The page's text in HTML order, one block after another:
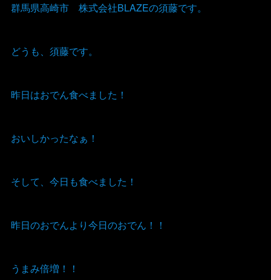
群馬県高崎市 株式会社BLAZEの須藤です。
どうも、須藤です。
昨日はおでん食べました！
おいしかったなぁ！
そして、今日も食べました！
昨日のおでんより今日のおでん！！
うまみ倍増！！